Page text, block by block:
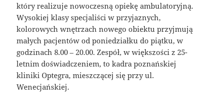
który realizuje nowoczesną opiekę ambulatoryjną.
Wysokiej klasy specjaliści w przyjaznych,
kolorowych wnętrzach nowego obiektu przyjmują
małych pacjentów od poniedziałku do piątku, w
godzinach 8.00 – 20.00. Zespół, w większości z 25-
letnim doświadczeniem, to kadra poznańskiej
kliniki Optegra, mieszczącej się przy ul.
Wenecjańskiej.